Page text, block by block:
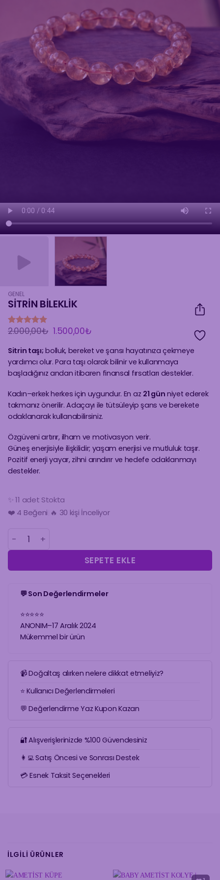
GENEL
SİTRİN BİLEKLİK
3
müşteri
dayanarak
5 üzerinden
5puan aldı
2.000,00₺ Orijinal
2.000,00₺.
1.500,00₺Şu
fiyat:
1.500,00₺.
Sitrin taşı; bolluk, bereket ve şansı hayatınıza çekmeye
yardımcı olur. Para taşı olarak bilinir ve kullanmaya
başladığınız andan itibaren finansal fırsatları destekler.
Kadın–erkek herkes için uygundur. En az 21 gün niyet ederek
takmanız önerilir. Adaçayı ile tütsüleyip şans ve berekete
odaklanarak kullanabilirsiniz.
Özgüveni artırır, ilham ve motivasyon verir.
Güneş enerjisiyle ilişkilidir; yaşam enerjisi ve mutluluk taşır.
Pozitif enerji yayar, zihni arındırır ve hedefe odaklanmayı
destekler.
✨ 11 adet Stokta
❤️ 4 Beğeni
🔥 30 kişi İnceliyor
🛒 4 Kişinin Sepetinde!
SİTRİN BİLEKLİK adet
SEPETE EKLE
💬 Son Değerlendirmeler
⭐⭐⭐⭐⭐
ANONIM–17 Aralık 2024
Mükemmel bir ürün
📹 Doğaltaş alırken nelere dikkat etmeliyiz?
⭐ Kullanıcı Değerlendirmeleri
💬 Değerlendirme Yaz Kupon Kazan
🔐 Alışverişlerinizde %100 Güvendesiniz
👩‍💻 Satış Öncesi ve Sonrası Destek
💳 Esnek Taksit Seçenekleri
İLGILI ÜRÜNLER